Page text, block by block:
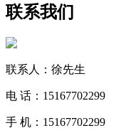
联系我们
联系人：徐先生
电 话：15167702299
手 机：15167702299